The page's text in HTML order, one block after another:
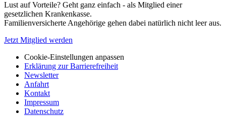
Lust auf Vorteile? Geht ganz einfach - als Mitglied einer
gesetzlichen Krankenkasse.
Familienversicherte Angehörige gehen dabei natürlich nicht leer aus.
Jetzt Mitglied werden
Cookie-Einstellungen anpassen
Erklärung zur Barrierefreiheit
Newsletter
Anfahrt
Kontakt
Impressum
Datenschutz